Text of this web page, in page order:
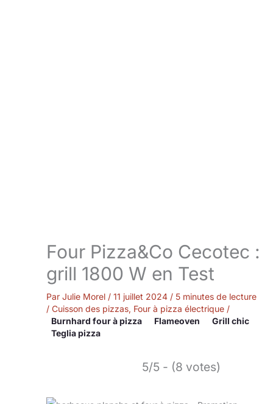
Four Pizza&Co Cecotec :
grill 1800 W en Test
Par Julie Morel / 11 juillet 2024 / 5 minutes de lecture
/ Cuisson des pizzas, Four à pizza électrique /
Burnhard four à pizza
Flameoven
Grill chic
Teglia pizza
5/5 - (8 votes)